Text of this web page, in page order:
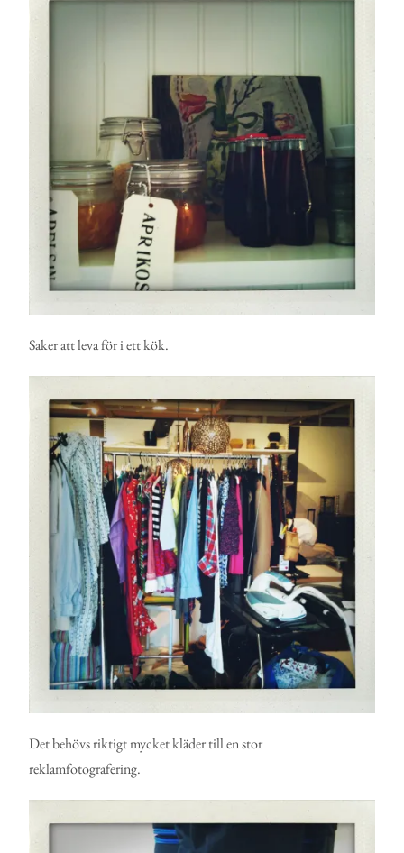
Saker att leva för i ett kök.
Det behövs riktigt mycket kläder till en stor
reklamfotografering.